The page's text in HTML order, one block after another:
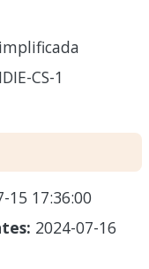
CS-1
15 17:36:00
2024-07-16